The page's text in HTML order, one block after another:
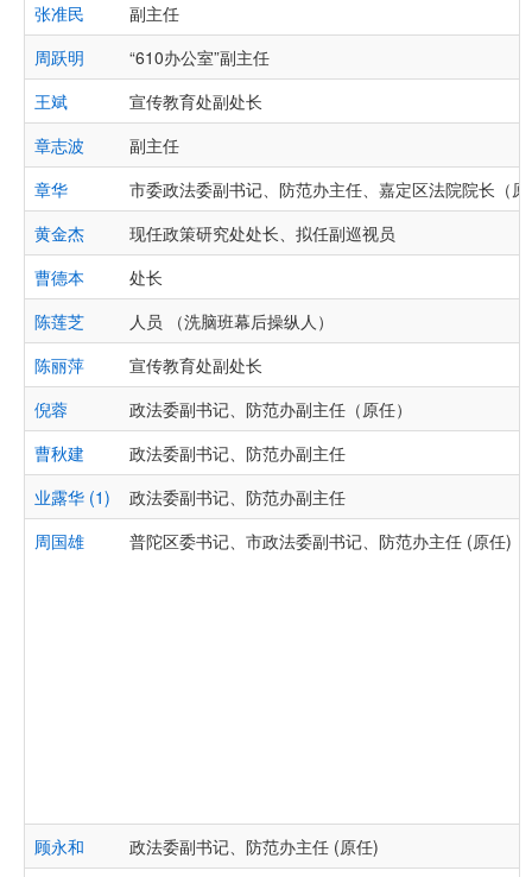
张准民
副主任
周跃明
“610办公室”副主任
王斌
宣传教育处副处长
章志波
副主任
章华
市委政法委副书记、防范办主任、嘉定区法院院长（
黄金杰
现任政策研究处处长、拟任副巡视员
曹德本
处长
陈莲芝
人员 （洗脑班幕后操纵人）
陈丽萍
宣传教育处副处长
倪蓉
政法委副书记、防范办副主任（原任）
曹秋建
政法委副书记、防范办副主任
业露华 (1)
政法委副书记、防范办副主任
周国雄
普陀区委书记、市政法委副书记、防范办主任 (原任)
顾永和
政法委副书记、防范办主任 (原任)